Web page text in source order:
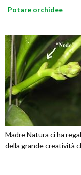
Potare orchidee
Madre Natura ci ha
della grande creatività